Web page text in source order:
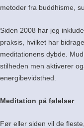
metoder fra buddhisme,
Siden 2008 har jeg
praksis, hvilket har
meditationens dybde.
stilheden men aktiverer
energibevidsthed.
Meditation på følelser
Før eller siden vil de